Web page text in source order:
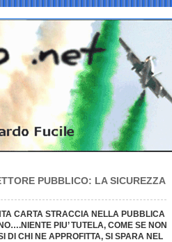
PUBBLICO: LA SICUREZZA
CARTA STRACCIA NELLA PUBBLICA
PIU’ TUTELA, COME SE NON
DI CHI NE APPROFITTA, SI SPARA NEL